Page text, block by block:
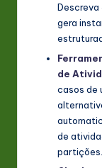
Descreva
gera
de
casos de
de
partições.